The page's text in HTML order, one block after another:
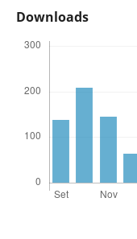
Downloads